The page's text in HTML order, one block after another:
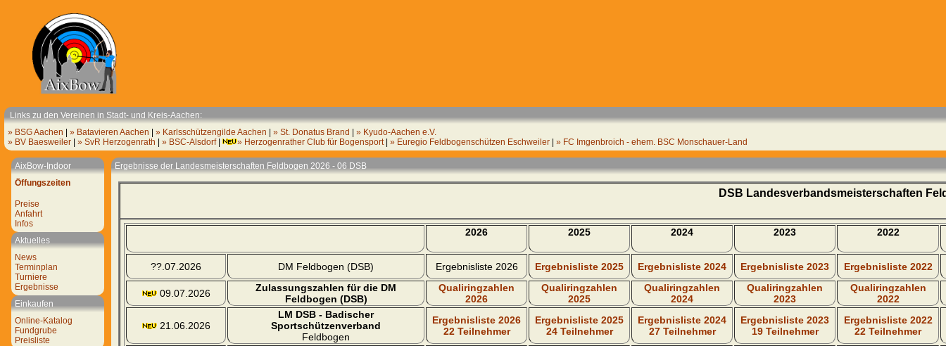
Links zu den Vereinen in Stadt- und Kreis-Aachen:
» BSG Aachen
» Batavieren Aachen » Karlsschützengilde Aachen » St. Donatus Brand
» Kyudo-Aachen e.V.
» BV Baesweiler
» SvR Herzogenrath » BSC-Alsdorf| » Herzogenrather Club für Bogensport| » Euregio Feldbogenschützen Eschweiler » FC Imgenbroich - ehem. BSC Monschauer-Land
AixBow-Indoor
Öffungszeiten
Preise
Anfahrt
Infos
Aktuelles
News
Terminplan
Turniere
Ergebnisse
Einkaufen
Online-Katalog
Fundgrube
Preisliste
Ergebnisse der Landesmeisterschaften Feldbogen 2026 - 06 DSB
DSB Landesverbandsmeisterschaften
2026 2025 2024 2023 2022
??.07.2026 DM Feldbogen (DSB) Ergebnisliste 2026 Ergebnisliste 2025 Ergebnisliste 2024 Ergebnisliste 2023 Ergebnisliste 2022
09.07.2026
Zulassungszahlen für die DM
Feldbogen (DSB)
Qualiringzahlen
2026
Qualiringzahlen
2025
Qualiringzahlen
2024
Qualiringzahlen
2023
Qualiringzahlen
2022
21.06.2026
LM DSB - Badischer
Sportschützenverband
Feldbogen
Ergebnisliste 2026
22 Teilnehmer
Ergebnisliste 2025
24 Teilnehmer
Ergebnisliste 2024
27 Teilnehmer
Ergebnisliste 2023
19 Teilnehmer
Ergebnisliste 2022
22 Teilnehmer